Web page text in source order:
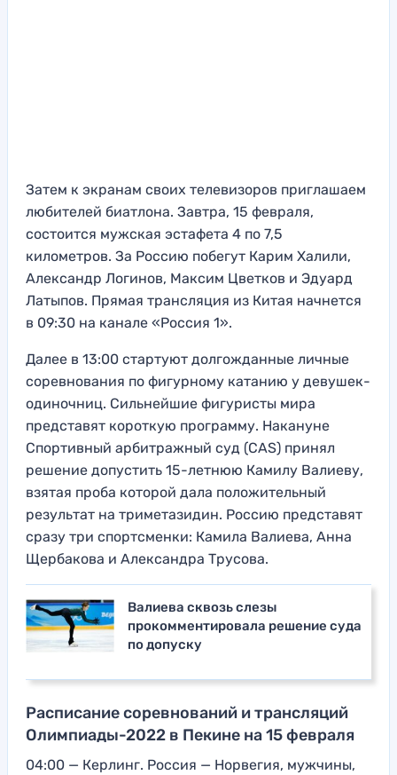
Затем к экранам своих телевизоров приглашаем
любителей биатлона. Завтра, 15 февраля,
состоится мужская эстафета 4 по 7,5
километров. За Россию побегут Карим Халили,
Александр Логинов, Максим Цветков и Эдуард
Латыпов. Прямая трансляция из Китая начнется
в 09:30 на канале «Россия 1».
Далее в 13:00 стартуют долгожданные личные
соревнования по фигурному катанию у девушек-
одиночниц. Сильнейшие фигуристы мира
представят короткую программу. Накануне
Спортивный арбитражный суд (CAS) принял
решение допустить 15-летнюю Камилу Валиеву,
взятая проба которой дала положительный
результат на триметазидин. Россию представят
сразу три спортсменки: Камила Валиева, Анна
Щербакова и Александра Трусова.
Валиева сквозь слезы
прокомментировала решение суда
по допуску
Расписание соревнований и трансляций
Олимпиады-2022 в Пекине на 15 февраля
04:00 — Керлинг. Россия — Норвегия, мужчины,